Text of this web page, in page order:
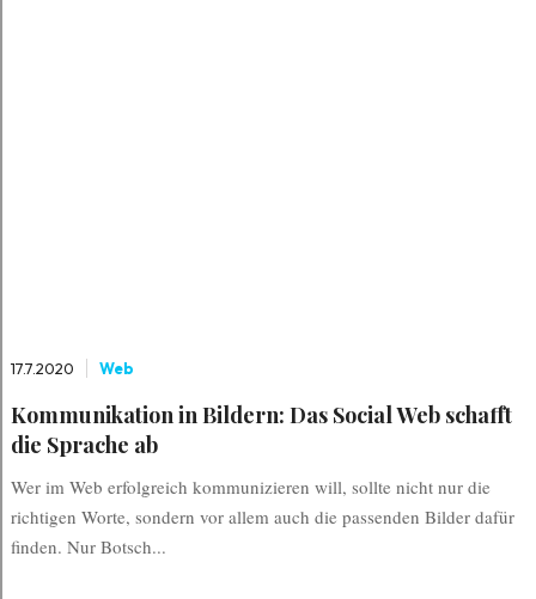
17.7.2020 Web
Kommunikation in Bildern: Das Social Web schafft
die Sprache ab
Wer im Web erfolgreich kommunizieren will, sollte nicht nur die
richtigen Worte, sondern vor allem auch die passenden Bilder dafür
finden. Nur Botsch...